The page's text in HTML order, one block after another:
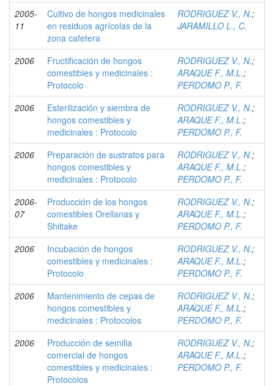
2005-
11
Cultivo de hongos medicinales
en residuos agrícolas de la
zona cafetera
RODRIGUEZ V., N.;
JARAMILLO L., C.
2006
Fructificación de hongos
comestibles y medicinales :
Protocolo
RODRIGUEZ V., N.;
ARAQUE F., M.L.;
PERDOMO P., F.
2006
Esterilización y siembra de
hongos comestibles y
medicinales : Protocolo
RODRIGUEZ V., N.;
ARAQUE F., M.L.;
PERDOMO P., F.
2006
Preparación de sustratos para
hongos comestibles y
medicinales : Protocolo
RODRIGUEZ V., N.;
ARAQUE F., M.L.;
PERDOMO P., F.
2006-
07
Producción de los hongos
comestibles Orellanas y
Shiitake
RODRIGUEZ V., N.;
ARAQUE F., M.L.;
PERDOMO P., F.
2006
Incubación de hongos
comestibles y medicinales :
Protocolo
RODRIGUEZ V., N.;
ARAQUE F., M.L.;
PERDOMO P., F.
2006
Mantenimiento de cepas de
hongos comestibles y
medicinales : Protocolos
RODRIGUEZ V., N.;
ARAQUE F., M.L.;
PERDOMO P., F.
2006
Producción de semilla
comercial de hongos
comestibles y medicinales :
Protocolos
RODRIGUEZ V., N.;
ARAQUE F., M.L.;
PERDOMO P., F.